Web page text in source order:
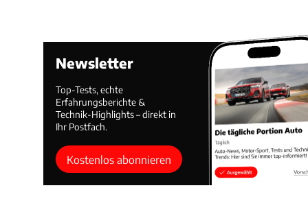
Newsletter
Top-Tests, echte
Erfahrungsberichte &
Technik-Highlights – direkt in
Ihr Postfach.
Kostenlos abonnieren